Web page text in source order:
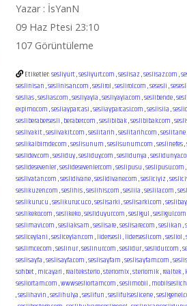
Yazar : İsYanN
09 Haz Ptesi 23:10
107 Görüntüleme
Etiketler:sesliyurt,sesliyurt.com,seslisaz,seslisaz.com,
seslinisan,seslinisan.com,seslirol,seslirol.com,sesesli,
seslias,seslias.com,sesliyayla,sesliyayla.com,seslibende,
expimo.com,sesliayparcasi,sesliayparcasi.com,seslisila,
sesliberabersesli,beraber.com,seslibibak,seslibibak.com,
seslivakit,seslivakit.com,seslitarih,seslitarih.com,seslitane
seslikalbimde.com,seslisunum,seslisunum.com,seslinefes,
seslidev.com,sesliduy,sesliduy.com,seslidunya,
seslidesevenler,seslidesevenler.com,seslipusu,seslipusu.com,
seslivatan.com,seslidivane,seslidivane.com,sesliciyiz,
seslikuzen.com,seslihis,seslihis.com,seslila,seslila.com,
seslikurucu,seslikurucu.co,seslisarki,seslisarki.com,seslibay
seslikeko.com,seslikeko,sesliduyur.com,sesligul,sesligul.com
seslimavi.com,sesliaksam,seslisare,seslisare.com,seslikan,
sesliceylani,sesliceylan.com,lidersesli,lidersesli.com,sesliol,
seslimce.com,seslinur,seslinur.com,seslidur,seslidur.com,
seslisayfa,seslisayfa.com,seslisayfam,seslisayfam.com,
sohbet,micayari,realteksterio,steriomix,steriomik,realtek,
sesliortam.com,wwwsesliortamcom,seslimobil,
,seslihavin,seslihulya,seslifun,seslifulseslicene,